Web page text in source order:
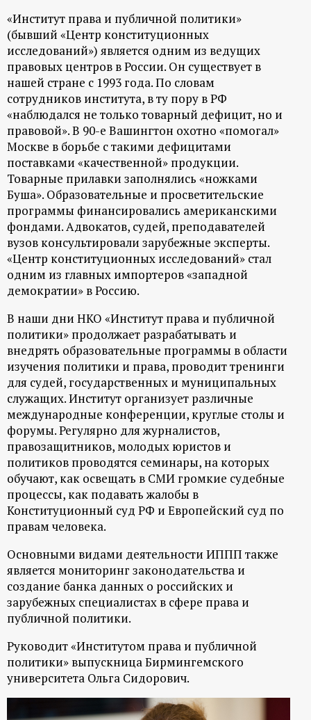
«Институт права и публичной политики»
(бывший «Центр конституционных
исследований») является одним из ведущих
правовых центров в России. Он существует в
нашей стране с 1993 года. По словам
сотрудников института, в ту пору в РФ
«наблюдался не только товарный дефицит, но и
правовой». В 90-е Вашингтон охотно «помогал»
Москве в борьбе с такими дефицитами
поставками «качественной» продукции.
Товарные прилавки заполнялись «ножками
Буша». Образовательные и просветительские
программы финансировались американскими
фондами. Адвокатов, судей, преподавателей
вузов консультировали зарубежные эксперты.
«Центр конституционных исследований» стал
одним из главных импортеров «западной
демократии» в Россию.
В наши дни НКО «Институт права и публичной
политики» продолжает разрабатывать и
внедрять образовательные программы в области
изучения политики и права, проводит тренинги
для судей, государственных и муниципальных
служащих. Институт организует различные
международные конференции, круглые столы и
форумы. Регулярно для журналистов,
правозащитников, молодых юристов и
политиков проводятся семинары, на которых
обучают, как освещать в СМИ громкие судебные
процессы, как подавать жалобы в
Конституционный суд РФ и Европейский суд по
правам человека.
Основными видами деятельности ИППП также
является мониторинг законодательства и
создание банка данных о российских и
зарубежных специалистах в сфере права и
публичной политики.
Руководит «Институтом права и публичной
политики» выпускница Бирмингемского
университета Ольга Сидорович.